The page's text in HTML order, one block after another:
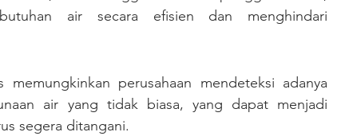
air secara efisien dan menghindari
air yang tidak biasa, yang dapat menjadi
segera ditangani.